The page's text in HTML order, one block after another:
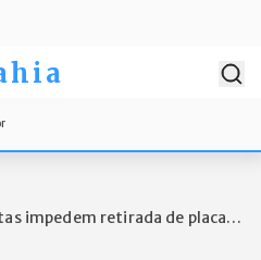
impedem retirada de placa